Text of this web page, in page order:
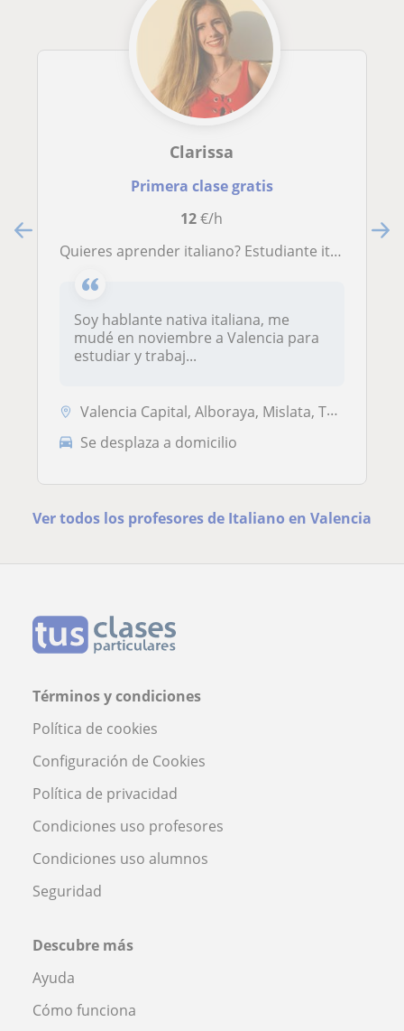
Clarissa
Primera clase gratis
12€/h
Quieres aprender italiano? Estudiante italiana quiere compartir: clases de gramática, intercambio cultural y recetas!
Soy hablante nativa italiana, me
mudé en noviembre a Valencia para
estudiar y trabaj...
Valencia Capital, Alboraya, Mislata, Tavernes Blanques
Se desplaza a domicilio
Ver todos los profesores de Italiano en Valencia
Términos y condiciones
Política de cookies
Configuración de Cookies
Política de privacidad
Condiciones uso profesores
Condiciones uso alumnos
Seguridad
Descubre más
Ayuda
Cómo funciona